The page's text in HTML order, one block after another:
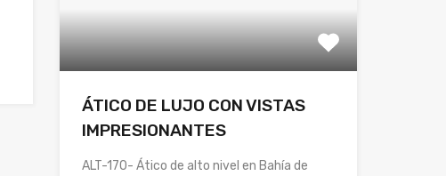
ÁTICO DE LUJO CON VISTAS
IMPRESIONANTES
ALT-170- Ático de alto nivel en Bahía de